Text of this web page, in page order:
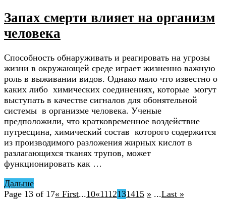
Запах смерти влияет на организм
человека
Способность обнаруживать и реагировать на угрозы
жизни в окружающей среде играет жизненно важную
роль в выживании видов. Однако мало что известно о
каких либо химических соединениях, которые могут
выступать в качестве сигналов для обонятельной
системы в организме человека. Ученые
предположили, что кратковременное воздействие
путресцина, химический состав которого содержится
из производимого разложения жирных кислот в
разлагающихся тканях трупов, может
функционировать как …
Дальше
Page 13 of 17« First...10«1112131415 » ...Last »